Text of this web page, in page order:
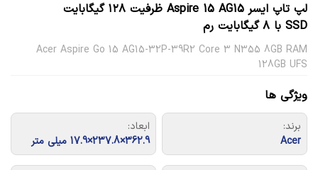
لپ تاپ ایسر Aspire 15 AG15 ظرفیت ۱۲۸ گیگابایت
SSD با ۸ گیگابایت رم
Acer Aspire Go 15 AG15-32P-39R2 Core 3 N355 8GB RAM
128GB UFS
ویژگی ها
برند:
Acer
ابعاد:
362.9×237.8×17.9 میلی متر